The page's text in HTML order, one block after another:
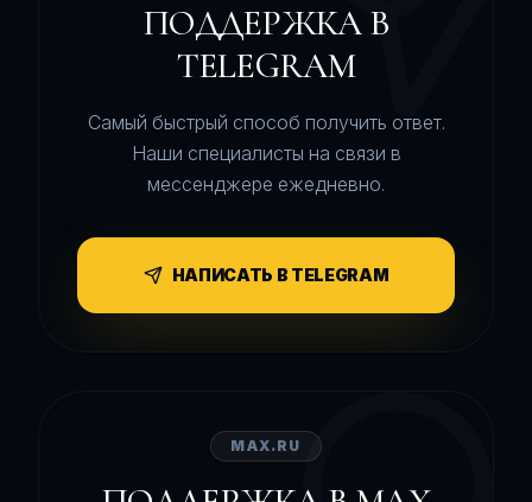
ПОДДЕРЖКА В
TELEGRAM
Самый быстрый способ получить ответ.
Наши специалисты на связи в
мессенджере ежедневно.
НАПИСАТЬ В TELEGRAM
MAX.RU